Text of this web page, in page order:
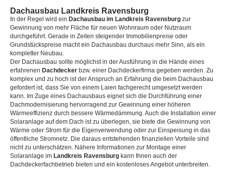
Dachausbau Landkreis Ravensburg
In der Regel wird ein Dachausbau im Landkreis Ravensburg zur
Gewinnung von mehr Fläche für neuen Wohnraum oder Nutzraum
durchgeführt. Gerade in Zeiten steigender Immobilienpreise oder
Grundstückspreise macht ein Dachausbau durchaus mehr Sinn, als ein
kompletter Neubau.
Der Dachausbau sollte möglichst in der Ausführung in die Hände eines
erfahrenen Dachdecker bzw. einer Dachdeckerfirma gegeben werden. Zu
komplex und zu hoch ist der Anspruch an Erfahrung die beim Dachausbau
gefordert ist, dass Sie von einem Laien fachgerecht umgesetzt werden
kann. Im Zuge eines Dachausbaus eignet sich die Durchführung einer
Dachmodernisierung hervorragend zur Gewinnung einer höheren
Wärmeeffizienz durch bessere Wärmedämmung. Auch die Installation einer
Solaranlage auf dem Dach ist zu überlegen, sie biete die Gewinnung von
Wärme oder Strom für die Eigenverwendung oder zur Einspeisung in das
öffentliche Stromnetz. Die daraus entstehenden finanziellen Vorteile sind
nicht zu unterschätzen. Nähere Informationen zur Montage einer
Solaranlage im Landkreis Ravensburg kann Ihnen auch der
Dachdeckerfachbetrieb bieten und ein kostenloses Angebot unterbreiten.